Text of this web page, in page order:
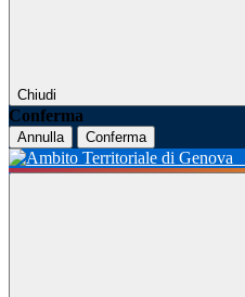
Chiudi
Conferma
Annulla Conferma